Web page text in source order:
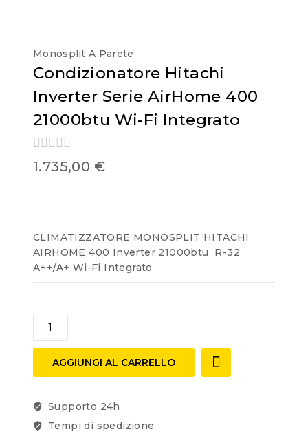
Monosplit A Parete
Condizionatore Hitachi
Inverter Serie AirHome 400
21000btu Wi-Fi Integrato
0
out
1.735,00 €
CLIMATIZZATORE MONOSPLIT HITACHI
AIRHOME 400 Inverter 21000btu R-32
A++/A+ Wi-Fi Integrato
AGGIUNGI AL CARRELLO
Supporto 24h
Tempi di spedizione